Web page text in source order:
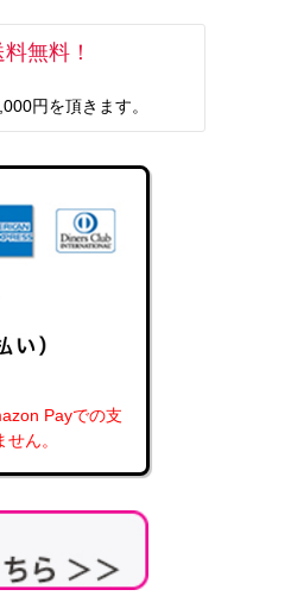
しました！
国産原料使用
無料！
円を頂きます。
Payでの支
ん。